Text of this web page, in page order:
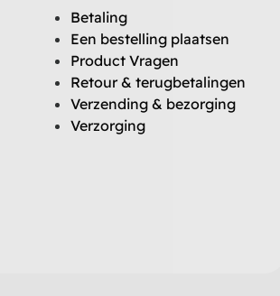
Betaling
Een bestelling plaatsen
Product Vragen
Retour & terugbetalingen
Verzending & bezorging
Verzorging